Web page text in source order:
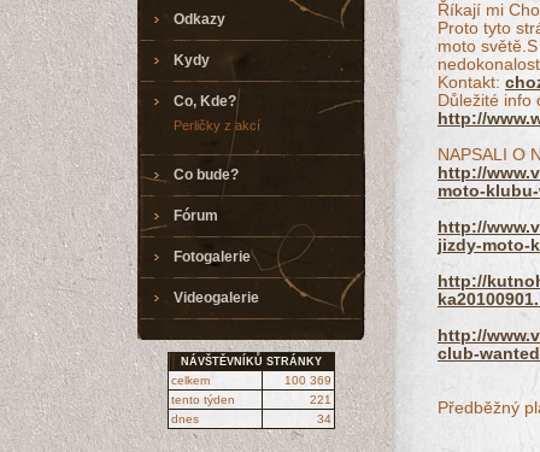
Říkají mi
Proto tyto
moto
Kontakt:
Důležité info
http://
NAPSALI O
http://
moto-
http://
jizdy-moto-
http://
http://
club-
Předběžný
Odkazy
Kydy
Co, Kde?
Perličky z akcí
Co bude?
Fórum
Fotogalerie
Videogalerie
NÁVŠTĚVNÍKŮ STRÁNKY
celkem
100 369
tento týden
221
dnes
34